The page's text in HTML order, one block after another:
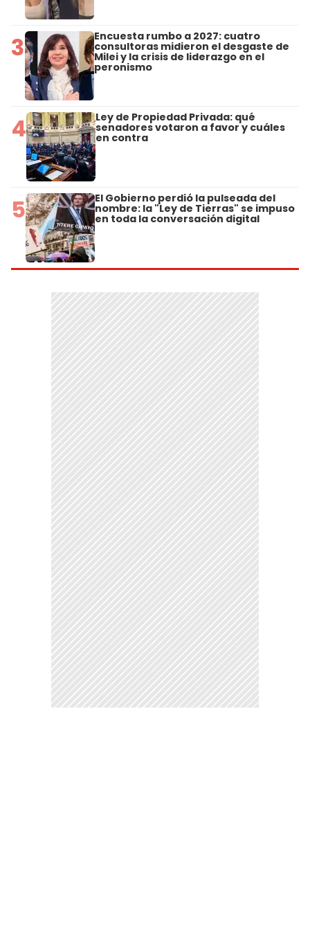
3 Encuesta rumbo a 2027: cuatro
consultoras midieron el desgaste de
Milei y la crisis de liderazgo en el
peronismo
4 Ley de Propiedad Privada: qué
senadores votaron a favor y cuáles
en contra
5 El Gobierno perdió la pulseada del
nombre: la "Ley de Tierras" se impuso
en toda la conversación digital